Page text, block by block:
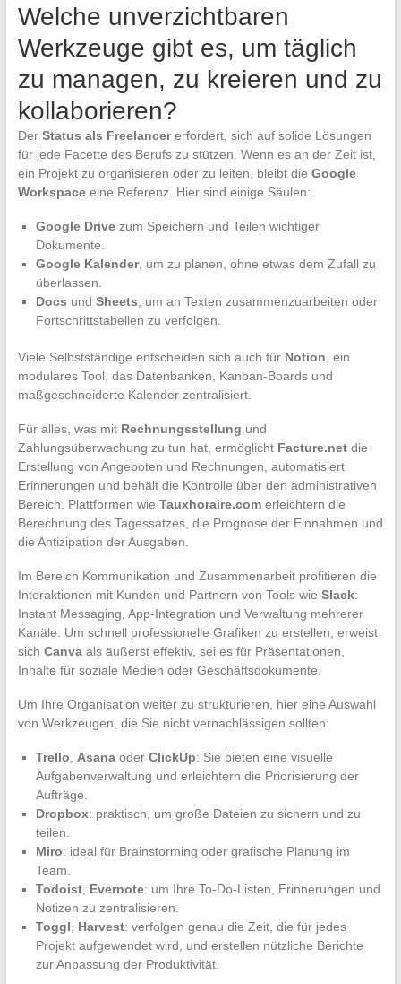
Welche unverzichtbaren
Werkzeuge gibt es, um täglich
zu managen, zu kreieren und zu
kollaborieren?
Der Status als Freelancererfordert, sich auf solide Lösungen
für jede Facette des Berufs zu stützen. Wenn es an der Zeit ist,
ein Projekt zu organisieren oder zu leiten, bleibt die Google
Workspaceeine Referenz. Hier sind einige Säulen:
Google Drivezum Speichern und Teilen wichtiger
Dokumente.
Google Kalender, um zu planen, ohne etwas dem Zufall zu
überlassen.
Docs und Sheets , um an Texten zusammenzuarbeiten oder
Fortschrittstabellen zu verfolgen.
Viele Selbstständige entscheiden sich auch für Notion , ein
modulares Tool, das Datenbanken, Kanban-Boards und
maßgeschneiderte Kalender zentralisiert.
Für alles, was mit Rechnungsstellung und
Zahlungsüberwachung zu tun hat, ermöglicht Facture.netdie
Erstellung von Angeboten und Rechnungen, automatisiert
Erinnerungen und behält die Kontrolle über den administrativen
Bereich. Plattformen wie Tauxhoraire.comerleichtern die
Berechnung des Tagessatzes, die Prognose der Einnahmen und
die Antizipation der Ausgaben.
Im Bereich Kommunikation und Zusammenarbeit profitieren die
Interaktionen mit Kunden und Partnern von Tools wie Slack:
Instant Messaging, App-Integration und Verwaltung mehrerer
Kanäle. Um schnell professionelle Grafiken zu erstellen, erweist
sich Canvaals äußerst effektiv, sei es für Präsentationen,
Inhalte für soziale Medien oder Geschäftsdokumente.
Um Ihre Organisation weiter zu strukturieren, hier eine Auswahl
von Werkzeugen, die Sie nicht vernachlässigen sollten:
Trello Asanaoder ClickUp: Sie bieten eine visuelle
Aufgabenverwaltung und erleichtern die Priorisierung der
Aufträge.
Dropbox: praktisch, um große Dateien zu sichern und zu
teilen.
Miro: ideal für Brainstorming oder grafische Planung im
Team.
Todoist, Evernote: um Ihre To-Do-Listen, Erinnerungen und
Notizen zu zentralisieren.
Toggl
Harvest: verfolgen genau die Zeit, die für jedes
Projekt aufgewendet wird, und erstellen nützliche Berichte
zur Anpassung der Produktivität.